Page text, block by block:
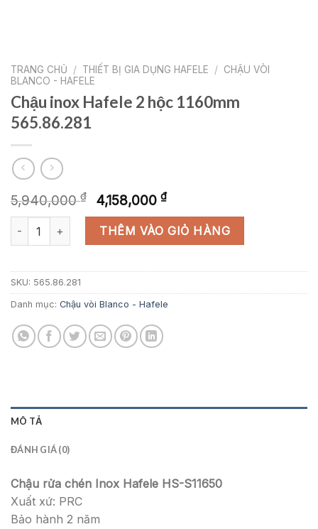
TRANG CHỦ / THIẾT BỊ GIA DỤNG HAFELE / CHẬU VÒI
BLANCO - HAFELE
Chậu inox Hafele 2 hộc 1160mm
565.86.281
5,940,000₫
Giá
gốc
là:
5,940,000 ₫.
4,158,000 ₫Giá
hiện
tại
là:
4,158,000 ₫.
Chậu inox Hafele 2 hộc 1160mm 565.86.281 số lượng
THÊM VÀO GIỎ HÀNG
SKU: 565.86.281
Danh mục: Chậu vòi Blanco - Hafele
MÔ TẢ
ĐÁNH GIÁ (0)
Chậu rửa chén Inox Hafele HS-S11650
Xuất xứ: PRC
Bảo hành 2 năm